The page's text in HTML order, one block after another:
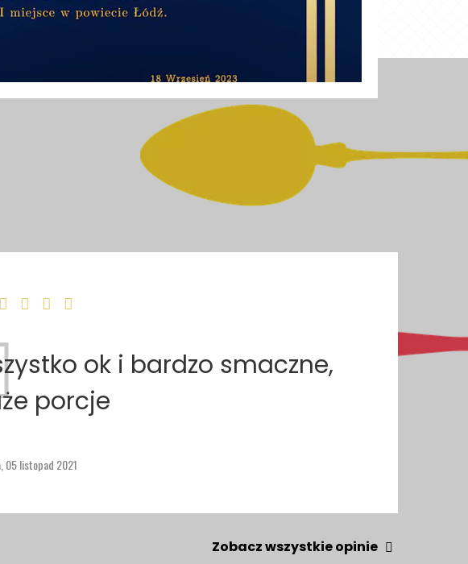
ok i bardzo smaczne,
porcje
05 listopad 2021
Zobacz wszystkie opinie